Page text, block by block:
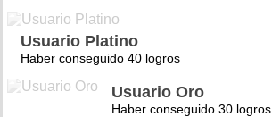
Usuario Platino
Haber conseguido 40 logros
Usuario Oro
Haber conseguido 30 logros